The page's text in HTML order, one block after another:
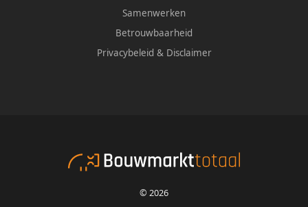
Samenwerken
Betrouwbaarheid
Privacybeleid & Disclaimer
© 2026